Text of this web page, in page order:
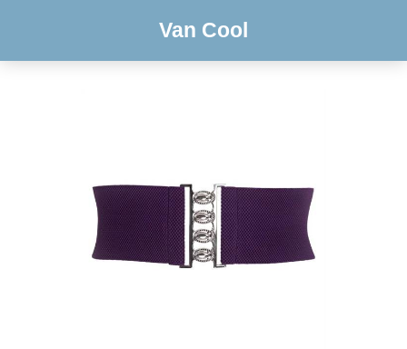
Van Cool